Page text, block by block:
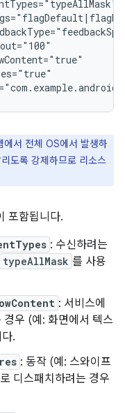
에서 전체 OS에서 발생하
도록 강제하므로 리소스
포함됩니다.
: 수신하려는
typeAllMask 를 사용
: 서비스에
우 (예: 화면에서 텍스
.
: 동작 (예: 스와이프
디스패치하려는 경우